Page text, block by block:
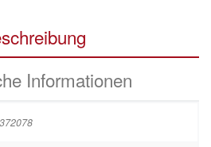
Informationen
372078